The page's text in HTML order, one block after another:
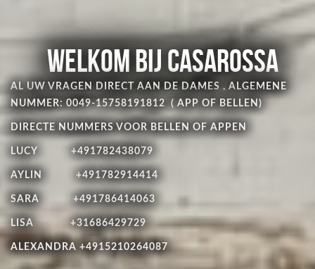
Welkom bij CasaRossa
AL UW VRAGEN DIRECT AAN DE DAMES , ALGEMENE
NUMMER: 0049-15758191812 ( APP OF BELLEN)
DIRECTE NUMMERS VOOR BELLEN OF APPEN
LUCY +491782438079
AYLIN +491782914414
SARA +491786414063
LISA +31686429729
ALEXANDRA +4915210264087